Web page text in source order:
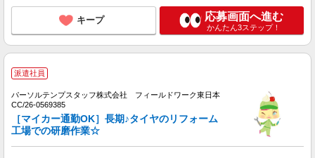
キープ 応募画面へ進む
かんたん3ステップ！
派遣社員
パーソルテンプスタッフ株式会社 フィールドワーク東日本
CC/26-0569385
［マイカー通勤OK］長期♪タイヤのリフォーム
工場での研磨作業☆